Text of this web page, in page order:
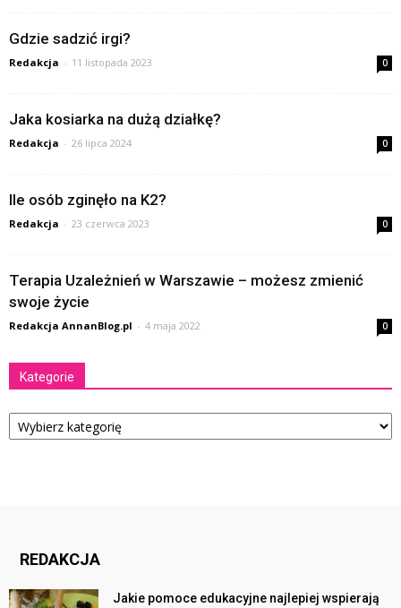
Gdzie sadzić irgi?
Redakcja - 11 listopada 2023 0
Jaka kosiarka na dużą działkę?
Redakcja - 26 lipca 2024 0
Ile osób zginęło na K2?
Redakcja - 23 czerwca 2023 0
Terapia Uzależnień w Warszawie – możesz zmienić
swoje życie
Redakcja AnnanBlog.pl - 4 maja 2022 0
Kategorie
Kategorie
REDAKCJA
Jakie pomoce edukacyjne najlepiej wspierają